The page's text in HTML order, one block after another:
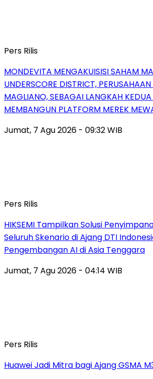
Pers Rilis
MONDEVITA MENGAKUISISI SAHAM
UNDERSCORE DISTRICT,
MAGLIANO, SEBAGAI LANGKAH
MEMBANGUN PLATFORM MEREK
Jumat, 7 Agu 2026 - 09:32 WIB
Pers Rilis
HIKSEMI Tampilkan Solusi
Seluruh Skenario di Ajang DTI
Pengembangan AI di Asia Tenggara
Jumat, 7 Agu 2026 - 04:14 WIB
Pers Rilis
Huawei Jadi Mitra bagi Ajang GSMA